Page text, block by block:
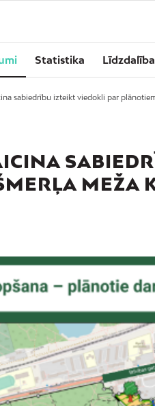
Statistika
sabiedrību izteikt viedokli par
MEŽA